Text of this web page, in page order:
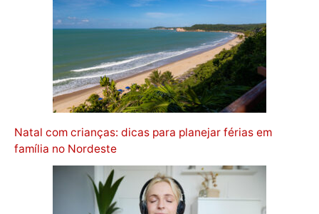
Natal com crianças: dicas para planejar férias em
família no Nordeste